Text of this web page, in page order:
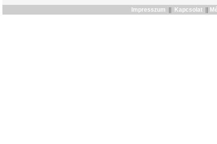
Impresszum Kapcsolat